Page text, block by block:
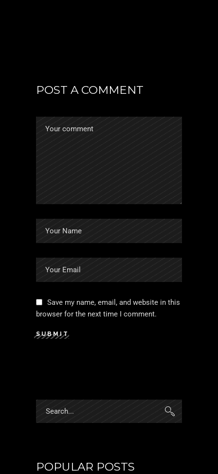
POST A COMMENT
Save my name, email, and website in this
browser for the next time I comment.
SUBMIT
POPULAR POSTS